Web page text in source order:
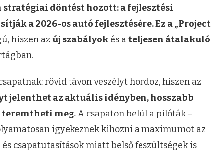
stratégiai döntést hozott: a fejlesztési
a 2026-os autó fejlesztésére. Ez a „Project
hiszen az új szabályok és ateljesen átalakuló
rövid távon veszélyt hordoz, hiszen az
jelenthet az aktuális idényben, hosszabb
teremtheti meg.A csapaton belül a pilóták –
igyekeznek kihozni a maximumot az
csapatutasítások miatt belső feszültségek is